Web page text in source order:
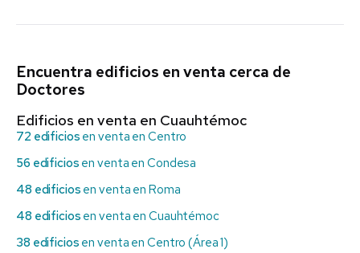
Encuentra edificios en venta cerca de
Doctores
Edificios en venta en Cuauhtémoc
72 edificios en venta en Centro
56 edificios en venta en Condesa
48 edificios en venta en Roma
48 edificios en venta en Cuauhtémoc
38 edificios en venta en Centro (Área 1)